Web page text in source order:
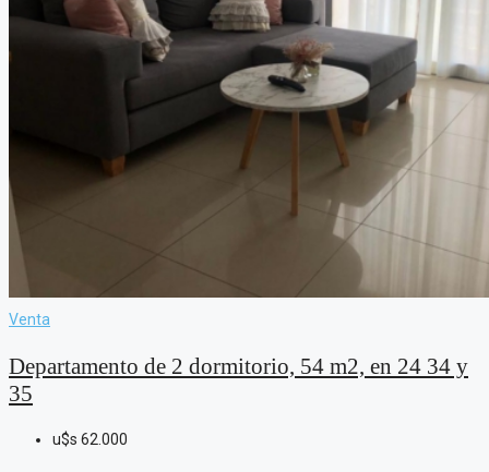
Venta
Departamento de 2 dormitorio, 54 m2, en 24 34 y
35
u$s 62.000